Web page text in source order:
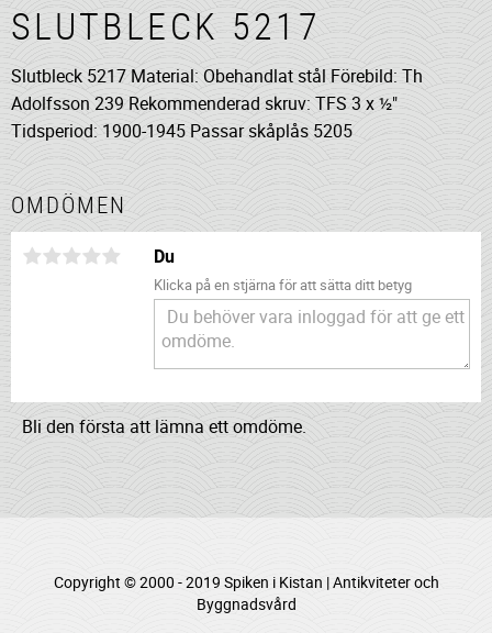
SLUTBLECK 5217
Slutbleck 5217 Material: Obehandlat stål Förebild: Th
Adolfsson 239 Rekommenderad skruv: TFS 3 x ½"
Tidsperiod: 1900-1945 Passar skåplås 5205
OMDÖMEN
Du
Klicka på en stjärna för att sätta ditt betyg
Bli den första att lämna ett omdöme.
Copyright © 2000 - 2019 Spiken i Kistan | Antikviteter och
Byggnadsvård